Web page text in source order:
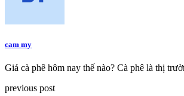
cam my
Giá cà phê hôm nay thế nào? Cà phê là thị
previous post